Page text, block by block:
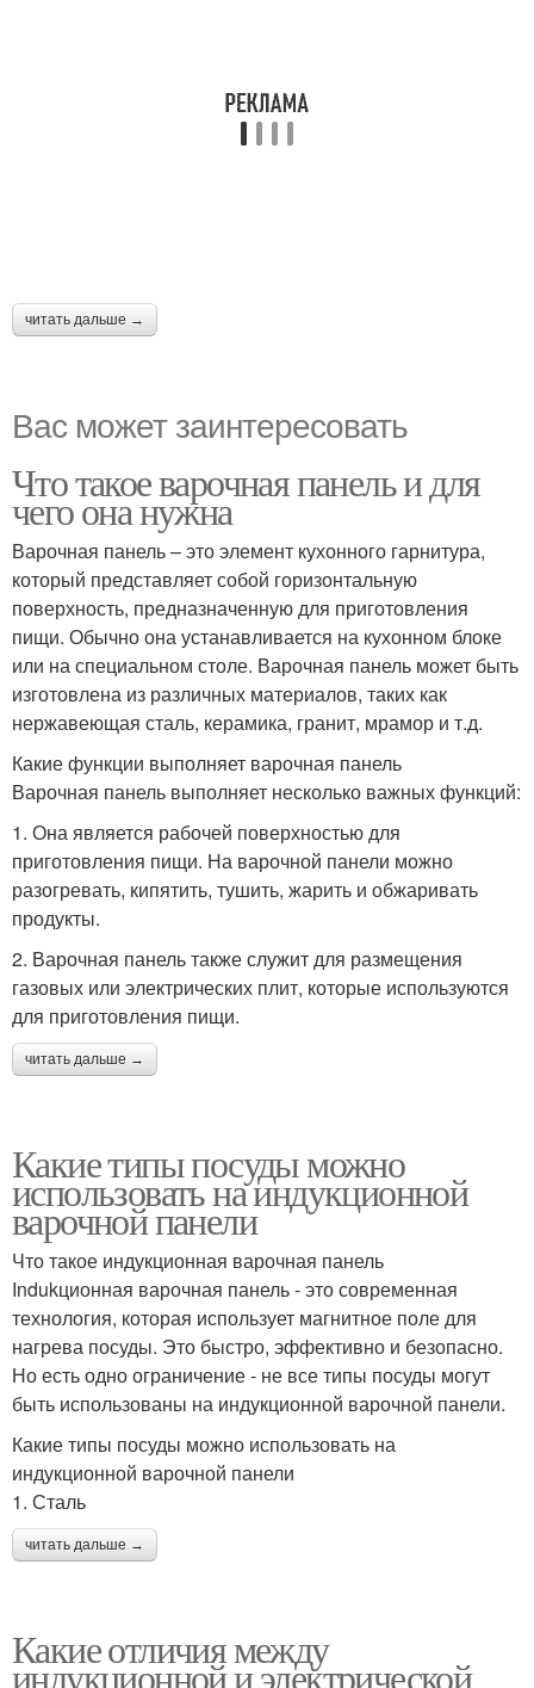
читать дальше →
Вас может заинтересовать
Что такое варочная панель и для
чего она нужна
Варочная панель – это элемент кухонного гарнитура,
который представляет собой горизонтальную
поверхность, предназначенную для приготовления
пищи. Обычно она устанавливается на кухонном блоке
или на специальном столе. Варочная панель может быть
изготовлена из различных материалов, таких как
нержавеющая сталь, керамика, гранит, мрамор и т.д.
Какие функции выполняет варочная панель
Варочная панель выполняет несколько важных функций:
1. Она является рабочей поверхностью для
приготовления пищи. На варочной панели можно
разогревать, кипятить, тушить, жарить и обжаривать
продукты.
2. Варочная панель также служит для размещения
газовых или электрических плит, которые используются
для приготовления пищи.
читать дальше →
Какие типы посуды можно
использовать на индукционной
варочной панели
Что такое индукционная варочная панель
Indukционная варочная панель - это современная
технология, которая использует магнитное поле для
нагрева посуды. Это быстро, эффективно и безопасно.
Но есть одно ограничение - не все типы посуды могут
быть использованы на индукционной варочной панели.
Какие типы посуды можно использовать на
индукционной варочной панели
1. Сталь
читать дальше →
Какие отличия между
индукционной и электрической